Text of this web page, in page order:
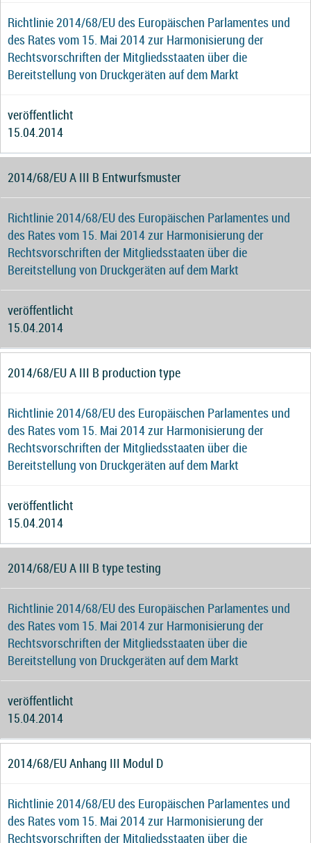
Richtlinie 2014/68/EU des Europäischen Parlamentes und
des Rates vom 15. Mai 2014 zur Harmonisierung der
Rechtsvorschriften der Mitgliedsstaaten über die
Bereitstellung von Druckgeräten auf dem Markt
veröffentlicht
15.04.2014
2014/68/EU A III B Entwurfsmuster
Richtlinie 2014/68/EU des Europäischen Parlamentes und
des Rates vom 15. Mai 2014 zur Harmonisierung der
Rechtsvorschriften der Mitgliedsstaaten über die
Bereitstellung von Druckgeräten auf dem Markt
veröffentlicht
15.04.2014
2014/68/EU A III B production type
Richtlinie 2014/68/EU des Europäischen Parlamentes und
des Rates vom 15. Mai 2014 zur Harmonisierung der
Rechtsvorschriften der Mitgliedsstaaten über die
Bereitstellung von Druckgeräten auf dem Markt
veröffentlicht
15.04.2014
2014/68/EU A III B type testing
Richtlinie 2014/68/EU des Europäischen Parlamentes und
des Rates vom 15. Mai 2014 zur Harmonisierung der
Rechtsvorschriften der Mitgliedsstaaten über die
Bereitstellung von Druckgeräten auf dem Markt
veröffentlicht
15.04.2014
2014/68/EU Anhang III Modul D
Richtlinie 2014/68/EU des Europäischen Parlamentes und
des Rates vom 15. Mai 2014 zur Harmonisierung der
Rechtsvorschriften der Mitgliedsstaaten über die